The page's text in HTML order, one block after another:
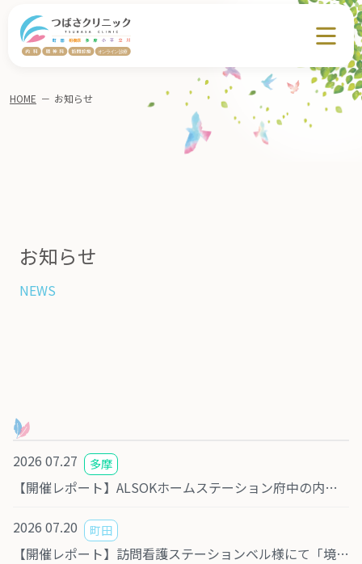
お知らせ
NEWS
HOME － お知らせ
2026 07.27 多摩
【開催レポート】ALSOKホームステーション府中の内覧会にて、医療セミナーに登壇しました
2026 07.20 町田
【開催レポート】訪問看護ステーションベル様にて「境界性パーソナリティ障害」勉強会を実施しました